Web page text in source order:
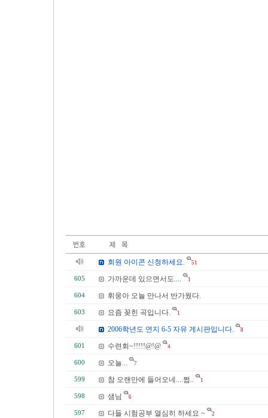
회원 아이콘 신청하세요. 51
605 가까운데 있으면서도.... 1
604 휘웅아 오늘 만나서 반가웠다.
603 요즘 꽂힌 곡입니다. 1
2006학년도 연지 6-5 자유 게시판입니다. 8
601 수련회~!!!!!@!@ 4
600 오늘... 7
599 참 오랜만에 들어오네....쩝.. 1
598 샘님 6
597 다들 시험공부 열심히 하세요 ~ 2